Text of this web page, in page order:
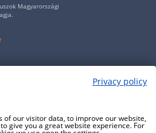
Magyarországi
jog fenntartva - GRANTIS Hungary Zrt
Privacy policy
of our visitor data, to improve our website,
give you a great website experience. For